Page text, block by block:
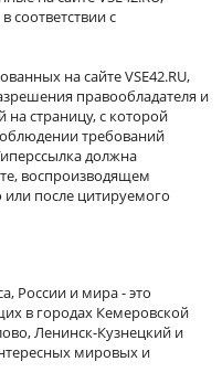
соответствии с
на сайте VSE42.RU,
правообладателя и
страницу, с которой
требований
должна
воспроизводящем
или после цитируемого
России и мира - это
в городах Кемеровской
Ленинск-Кузнецкий и
мировых и